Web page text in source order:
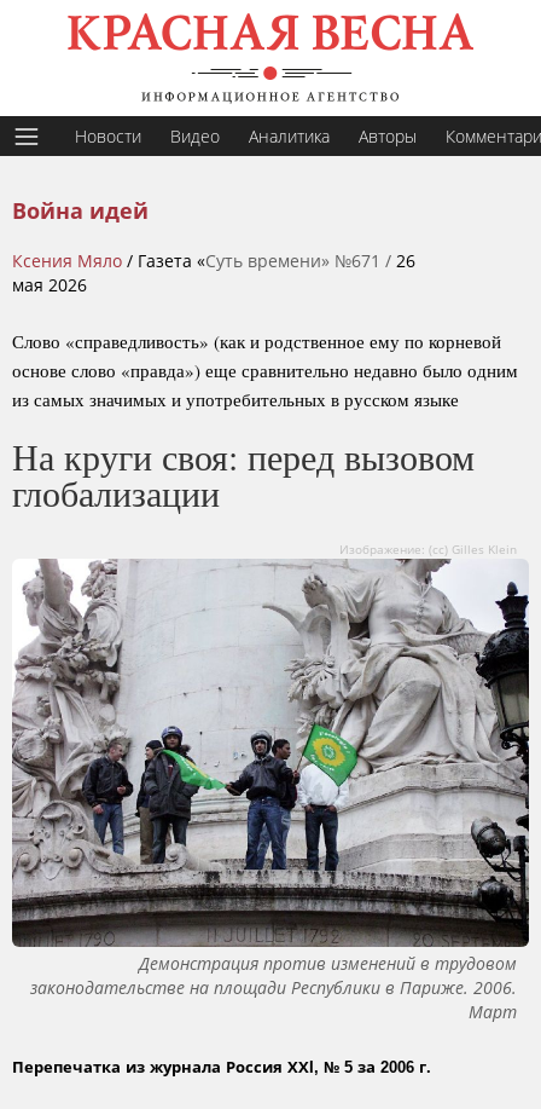
Новости Видео Аналитика Авторы
Война идей
Ксения Мяло / Газета «Суть времени» №671 / 26
мая 2026
Слово «справедливость» (как и родственное ему по корневой
основе слово «правда») еще сравнительно недавно было одним
из самых значимых и употребительных в русском языке
На круги своя: перед вызовом
глобализации
Изображение: (сс) Gilles Klein
Демонстрация против изменений в трудовом
законодательстве на площади Республики в Париже. 2006.
Март
Перепечатка из журнала Россия ХХI, № 5 за 2006 г.